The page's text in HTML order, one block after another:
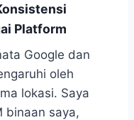
Platform
Google dan
oleh
lokasi. Saya
binaan saya,